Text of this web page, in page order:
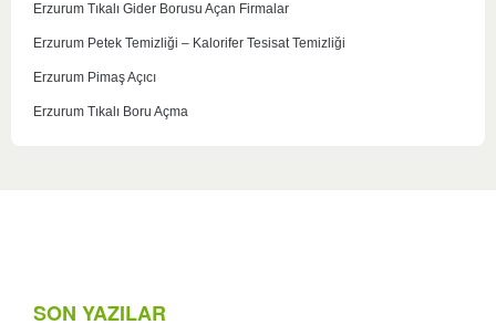
Erzurum Tıkalı Gider Borusu Açan Firmalar
Erzurum Petek Temizliği – Kalorifer Tesisat Temizliği
Erzurum Pimaş Açıcı
Erzurum Tıkalı Boru Açma
SON YAZILAR